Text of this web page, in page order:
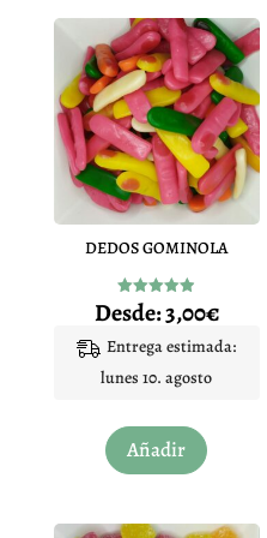
DEDOS GOMINOLA
Valorado
con
de 5
Desde:3,00€
Entrega estimada:
lunes 10. agosto
Añadir
producto